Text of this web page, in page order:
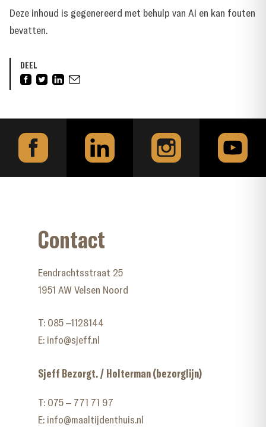
Deze inhoud is gegenereerd met behulp van AI en kan fouten
bevatten.
DEEL
Contact
Eendrachtsstraat 25
1951 AW Velsen Noord
T: 085 –1128144
E: info@sjeff.nl
Sjeff Bezorgt. / Holterman (bezorglijn)
T: 075 – 771 71 97
E: info@maaltijdenthuis.nl